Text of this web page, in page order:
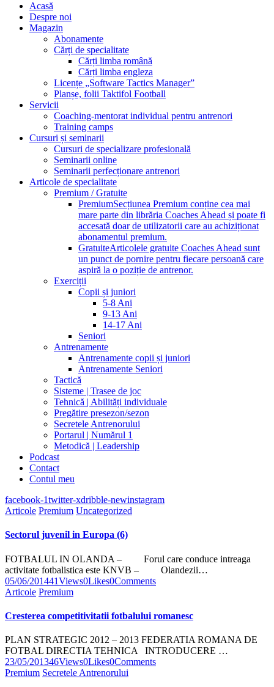
Acasă
Despre noi
Magazin
Abonamente
Cărți de specialitate
Cărți limba română
Cărți limba engleza
Licențe „Software Tactics Manager”
Planșe, folii Taktifol Football
Servicii
Coaching-mentorat individual pentru antrenori
Training camps
Cursuri și seminarii
Cursuri de specializare profesională
Seminarii online
Seminarii perfecționare antrenori
Articole de specialitate
Premium / Gratuite
PremiumSecțiunea Premium conține cea mai
mare parte din librăria Coaches Ahead și poate fi
accesată doar de utilizatorii care au achiziționat
abonamentul premium.
GratuiteArticolele gratuite Coaches Ahead sunt
un punct de pornire pentru fiecare persoană care
aspiră la o poziție de antrenor.
Exerciții
Copii și juniori
5-8 Ani
9-13 Ani
14-17 Ani
Seniori
Antrenamente
Antrenamente copii și juniori
Antrenamente Seniori
Tactică
Sisteme | Trasee de joc
Tehnică | Abilități individuale
Pregătire presezon/sezon
Secretele Antrenorului
Portarul | Numărul 1
Metodică | Leadership
Podcast
Contact
Contul meu
facebook-1twitter-xdribble-newinstagram
Articole Premium Uncategorized
Sectorul juvenil in Europa (6)
FOTBALUL IN OLANDA – Forul care conduce intreaga
activitate fotbalistica este KNVB – Olandezii…
05/06/201441Views0Likes0Comments
Articole Premium
Cresterea competitivitatii fotbalului romanesc
PLAN STRATEGIC 2012 – 2013 FEDERATIA ROMANA DE
FOTBAL DIRECTIA TEHNICA INTRODUCERE …
23/05/201346Views0Likes0Comments
Premium Secretele Antrenorului